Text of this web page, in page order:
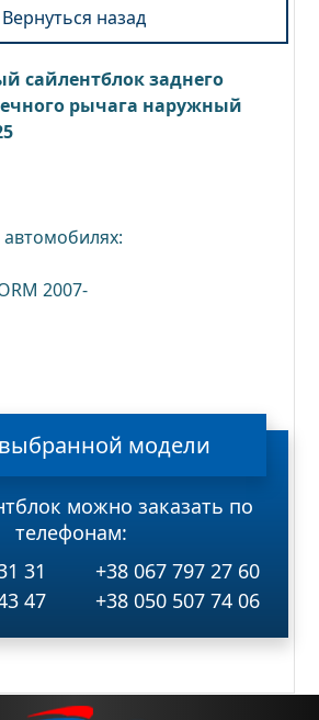
Вернуться назад
сайлентблок заднего
рычага наружный
2007-
выбранной модели
можно заказать по
телефонам:
31
+38 067 797 27 60
47
+38 050 507 74 06